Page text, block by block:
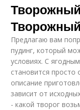
Предлагаю вам
пудинг, который
условиях. С
становится
описание
зависит от
- какой творог